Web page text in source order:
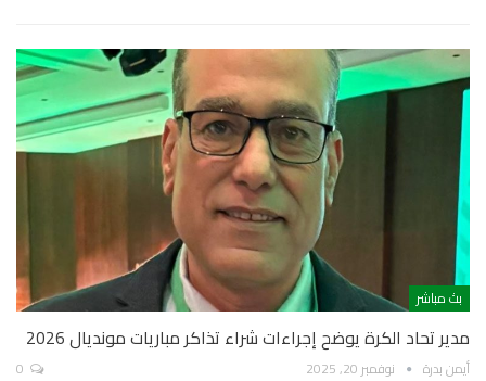
بث مباشر
مدير تحاد الكرة يوضح إجراءات شراء تذاكر مباريات مونديال 2026
أيمن بدرة نوفمبر 20, 2025